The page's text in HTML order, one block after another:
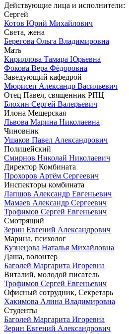
Действующие лица и исполнители:
Сергей
Котов Юрий Михайлович
Света, жена
Берегова Ольга Владимировна
Мать
Кириллова Тамара Юрьевна
Фокова Вера Фёдоровна
Заведующий кафедрой
Мюрисеп Александр Васильевич
Отец Павел, священник РПЦ
Блохин Сергей Валерьевич
Илона Мещерская
Львова Марина Николаевна
Чиновник
Ушаков Павел Александрович
Полицейский
Смирнов Николай Николаевич
Директор Комбината
Прохоров Артём Сергеевич
Инспекторы комбината
Лапшов Александр Евгеньевич
Мамаев Александр Сергеевич
Трофимов Сергей Евгеньевич
Смотрящий
Зерин Евгений Александрович
Марина, психолог
Кузнецова Наталья Михайловна
Даша, волонтер
Баголей Маргарита Игоревна
Виталий, молодой писатель
Трофимов Сергей Евгеньевич
Офисный сотрудник, Секретарь
Хакимова Алина Владимировна
Студенты
Баголей Маргарита Игоревна
Зерин Евгений Александрович